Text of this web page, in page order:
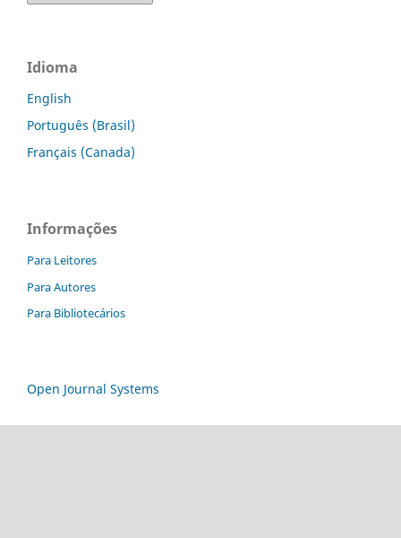
Idioma
English
Português (Brasil)
Français (Canada)
Informações
Para Leitores
Para Autores
Para Bibliotecários
Open Journal Systems